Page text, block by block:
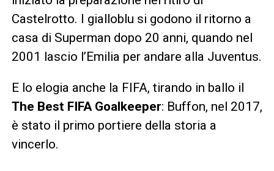
Castelrotto. I gialloblu si godono il ritorno a
casa di Superman dopo 20 anni, quando nel
2001 lascio l’Emilia per andare alla Juventus.
E lo elogia anche la FIFA, tirando in ballo il
The Best FIFA Goalkeeper: Buffon, nel 2017,
è stato il primo portiere della storia a
vincerlo.